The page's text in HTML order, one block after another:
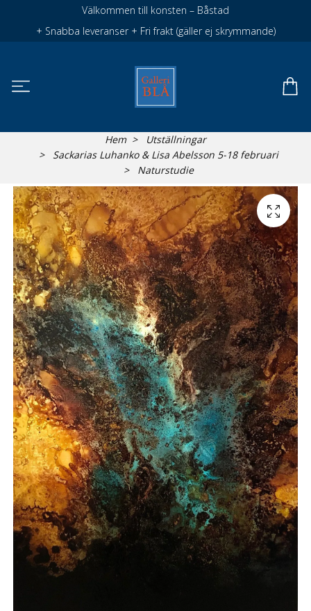
Välkommen till konsten – Båstad
+ Snabba leveranser + Fri frakt (gäller ej skrymmande)
Hem
Utställningar
Sackarias Luhanko & Lisa Abelsson 5-18 februari
Naturstudie